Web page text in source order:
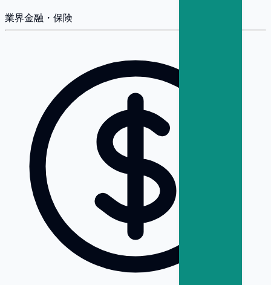
業界金融・保険